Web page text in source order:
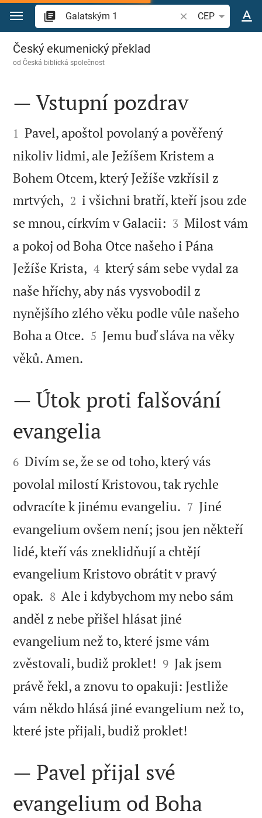
Přejít na obsah
Vyhledat biblický
CEP
Galatským 1
Český ekumenický překlad
odČeská biblická společnost

— Vstupní pozdrav

1 Pavel, apoštol povolaný a pověřený
nikoliv lidmi, ale Ježíšem Kristem a
Bohem Otcem, který Ježíše vzkřísil z
mrtvých, 

2 i všichni bratří, kteří jsou zde
se mnou, církvím v Galacii: 

3 Milost vám
a pokoj od Boha Otce našeho i Pána
Ježíše Krista, 

4 který sám sebe vydal za
naše hříchy, aby nás vysvobodil z
nynějšího zlého věku podle vůle našeho
Boha a Otce. 

5 Jemu buď sláva na věky
věků. Amen.

— Útok proti falšování
evangelia

6 Divím se, že se od toho, který vás
povolal milostí Kristovou, tak rychle
odvracíte k jinému evangeliu. 

7 Jiné
evangelium ovšem není; jsou jen někteří
lidé, kteří vás zneklidňují a chtějí
evangelium Kristovo obrátit v pravý
opak. 

8 Ale i kdybychom my nebo sám
anděl z nebe přišel hlásat jiné
evangelium než to, které jsme vám
zvěstovali, budiž proklet! 

9 Jak jsem
právě řekl, a znovu to opakuji: Jestliže
vám někdo hlásá jiné evangelium než to,
které jste přijali, budiž proklet!
— Pavel přijal své
evangelium od Boha